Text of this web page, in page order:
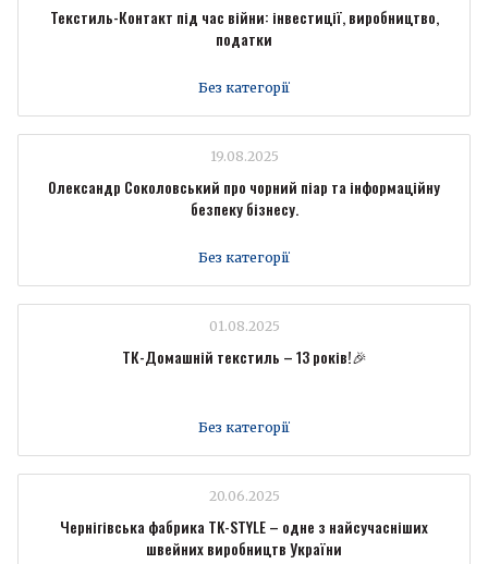
Текстиль-Контакт під час війни: інвестиції, виробництво,
податки
Без категорії
19.08.2025
Олександр Соколовський про чорний піар та інформаційну
безпеку бізнесу.
Без категорії
01.08.2025
ТК-Домашній текстиль – 13 років!🎉
Без категорії
20.06.2025
Чернігівська фабрика TK-STYLE – одне з найсучасніших
швейних виробництв України